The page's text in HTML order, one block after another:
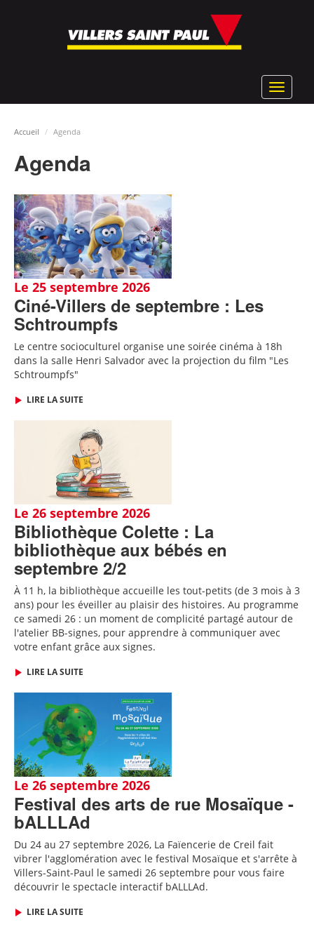
Toggle
Accueil Agenda
Agenda
Le 25 septembre 2026
Ciné-Villers de septembre : Les
Schtroumpfs
Le centre socioculturel organise une soirée cinéma à 18h
dans la salle Henri Salvador avec la projection du film "Les
Schtroumpfs"
LIRE LA SUITE
Le 26 septembre 2026
Bibliothèque Colette : La
bibliothèque aux bébés en
septembre 2/2
À 11 h, la bibliothèque accueille les tout-petits (de 3 mois à 3
ans) pour les éveiller au plaisir des histoires. Au programme
ce samedi 26 : un moment de complicité partagé autour de
l'atelier BB-signes, pour apprendre à communiquer avec
votre enfant grâce aux signes.
LIRE LA SUITE
Le 26 septembre 2026
Festival des arts de rue Mosaïque -
bALLLAd
Du 24 au 27 septembre 2026, La Faïencerie de Creil fait
vibrer l'agglomération avec le festival Mosaïque et s'arrête à
Villers-Saint-Paul le samedi 26 septembre pour vous faire
découvrir le spectacle interactif bALLLAd.
LIRE LA SUITE